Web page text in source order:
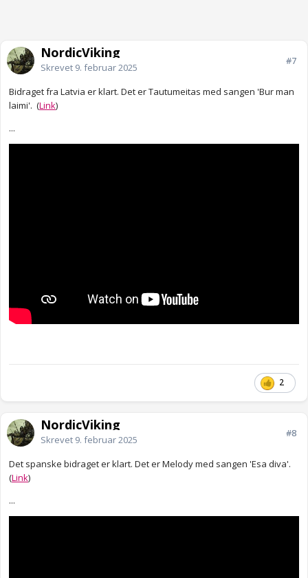
NordicViking
Skrevet 9. februar 2025
#7
Bidraget fra Latvia er klart. Det er Tautumeitas med sangen 'Bur man
laimi'. (Link)
...
2
NordicViking
Skrevet 9. februar 2025
#8
Det spanske bidraget er klart. Det er Melody med sangen 'Esa diva'.
(Link)
...